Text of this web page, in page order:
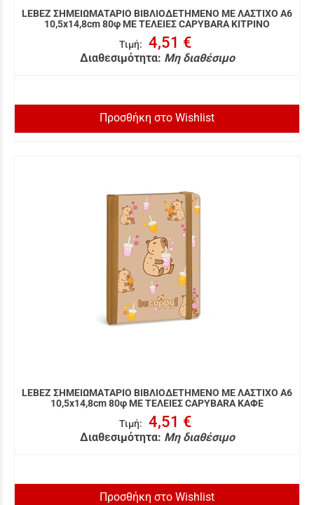
LEBEZ ΣΗΜΕΙΩΜΑΤΑΡΙΟ ΒΙΒΛΙΟΔΕΤΗΜΕΝΟ ΜΕ ΛΑΣΤΙΧΟ A6
10,5x14,8cm 80φ ΜΕ ΤΕΛΕΙΕΣ CAPYBARA ΚΙΤΡΙΝΟ
Τιμή: 4,51 €
Διαθεσιμότητα: Μη διαθέσιμο
Προσθήκη στο Wishlist
LEBEZ ΣΗΜΕΙΩΜΑΤΑΡΙΟ ΒΙΒΛΙΟΔΕΤΗΜΕΝΟ ΜΕ ΛΑΣΤΙΧΟ A6
10,5x14,8cm 80φ ΜΕ ΤΕΛΕΙΕΣ CAPYBARA ΚΑΦΕ
Τιμή: 4,51 €
Διαθεσιμότητα: Μη διαθέσιμο
Προσθήκη στο Wishlist